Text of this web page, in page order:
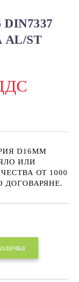
ST
D16MM
ИЛИ
ОТ 1000
ДОГОВАРЯНЕ.